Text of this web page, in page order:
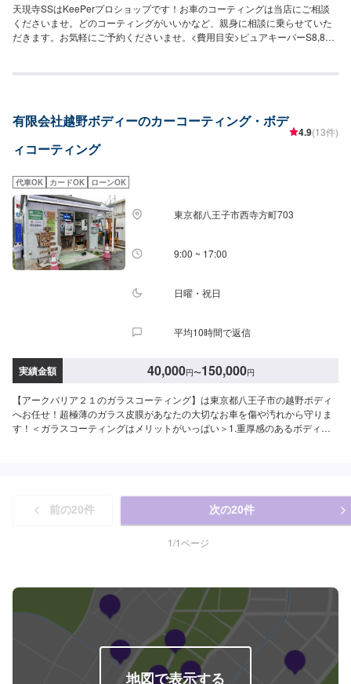
天現寺SSはKeePerプロショップです！お車のコーティングは当店にご相談
くださいませ。どのコーティングがいいかなど、親身に相談に乗らせていた
だきます。お気軽にご予約くださいませ。<費用目安>ピュアキーパーS8,810
L40,840円LL43,080円ダイヤモンドキーパーS82,650円M93,650円L110,210
有限会社越野ボディーのカーコーティング・ボデ
ィコーティング
4.9(13件)
代車OK カードOK ローンOK
東京都八王子市西寺方町703
9:00 ~ 17:00
日曜・祝日
平均10時間で返信
実績金額 40,000円〜150,000円
【アークバリア２１のガラスコーティング】は東京都八王子市の越野ボディ
へお任せ！超極薄のガラス皮膜があなたの大切なお車を傷や汚れから守りま
す！＜ガラスコーティングはメリットがいっぱい＞1.重厚感のあるボディの
にてお問い合わせ【2】お見積り【3】お見積りにご納得いただければ作業開
始【4】仕上がり次第納車【お見積もり・代車無料】リサイクル部品を使った
修理や、無料代車手配などお客様のニーズに応えるお見積もりを実現しま
す。※代車の燃料代はお客様にご負担いただいております。※内容などにより
い。ご案内いたします。
前の20件 次の20件
1/1ページ
地図で表示する